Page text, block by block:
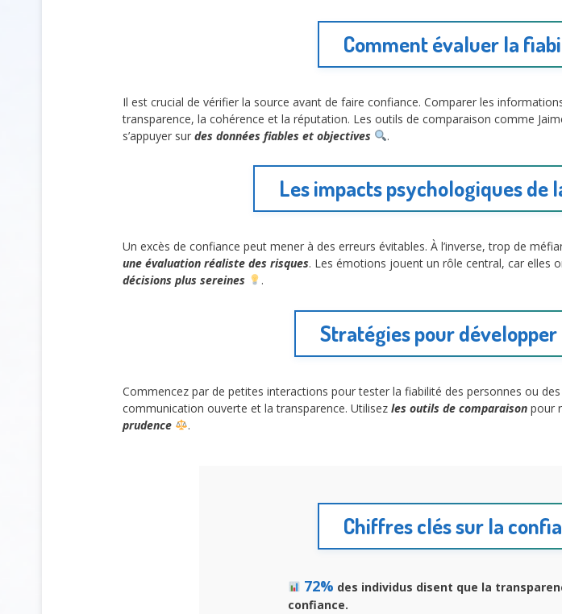
Comment évaluer la
Il est crucial de vérifier la source avant de faire confiance. Comparer les
transparence, la cohérence et la réputation. Les outils de comparaison comme
s’appuyer sur des données fiables et objectives .
Les impacts psychologiques
Un excès de confiance peut mener à des erreurs évitables. À l’inverse, trop de
une évaluation réaliste des risques. Les émotions jouent un rôle central, car elles
décisions plus sereines
.
Stratégies pour
Commencez par de petites interactions pour tester la fiabilité des personnes ou
communication ouverte et la transparence. Utilisez les outils de comparaison pour
prudence
.
Chiffres clés sur la
72% des individus disent que la
confiance.